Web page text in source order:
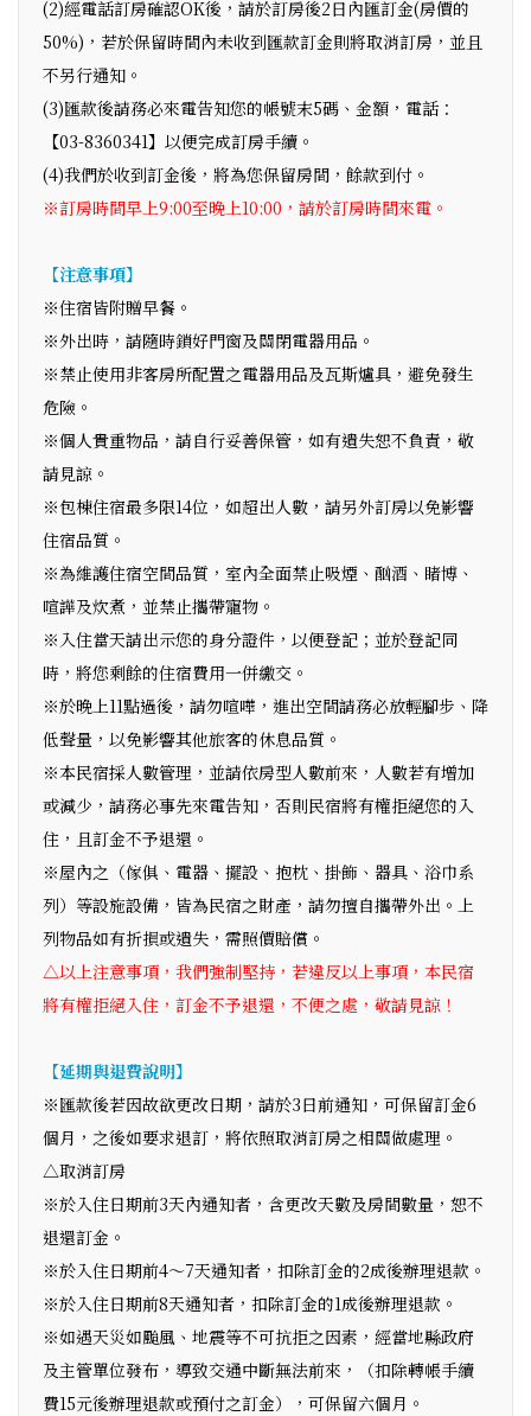
(2)經電話訂房確認OK後，請於訂房後2日內匯訂金(房價的
50%)，若於保留時間內未收到匯款訂金則將取消訂房，並且
不另行通知。
(3)匯款後請務必來電告知您的帳號末5碼、金額，電話：
【03-8360341】以便完成訂房手續。
(4)我們於收到訂金後，將為您保留房間，餘款到付。
※訂房時間早上9:00至晚上10:00，請於訂房時間來電。
【注意事項】
※住宿皆附贈早餐。
※外出時，請隨時鎖好門窗及關閉電器用品。
※禁止使用非客房所配置之電器用品及瓦斯爐具，避免發生
危險。
※個人貴重物品，請自行妥善保管，如有遺失恕不負責，敬
請見諒。
※包棟住宿最多限14位，如超出人數，請另外訂房以免影響
住宿品質。
※為維護住宿空間品質，室內全面禁止吸煙、酗酒、睹博、
喧譁及炊煮，並禁止攜帶寵物。
※入住當天請出示您的身分證件，以便登記；並於登記同
時，將您剩餘的住宿費用一併繳交。
※於晚上11點過後，請勿喧嘩，進出空間請務必放輕腳步、降
低聲量，以免影響其他旅客的休息品質。
※本民宿採人數管理，並請依房型人數前來，人數若有增加
或減少，請務必事先來電告知，否則民宿將有權拒絕您的入
住，且訂金不予退還。
※屋內之（傢俱、電器、擺設、抱枕、掛飾、器具、浴巾系
列）等設施設備，皆為民宿之財產，請勿擅自攜帶外出。上
列物品如有折損或遺失，需照價賠償。
△以上注意事項，我們強制堅持，若違反以上事項，本民宿
將有權拒絕入住，訂金不予退還，不便之處，敬請見諒！
【延期與退費說明】
※匯款後若因故欲更改日期，請於3日前通知，可保留訂金6
個月，之後如要求退訂，將依照取消訂房之相關做處理。
△取消訂房
※於入住日期前3天內通知者，含更改天數及房間數量，恕不
退還訂金。
※於入住日期前4～7天通知者，扣除訂金的2成後辦理退款。
※於入住日期前8天通知者，扣除訂金的1成後辦理退款。
※如遇天災如颱風、地震等不可抗拒之因素，經當地縣政府
及主管單位發布，導致交通中斷無法前來，（扣除轉帳手續
費15元後辦理退款或預付之訂金），可保留六個月。